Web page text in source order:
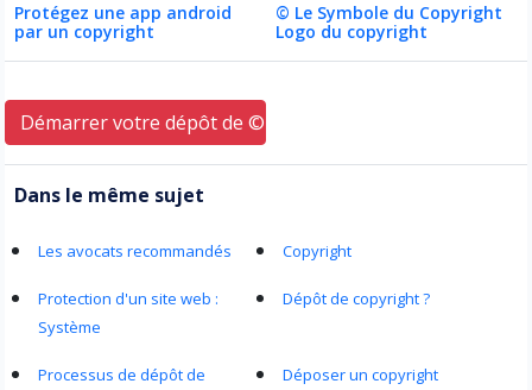
Protégez une app android
par un copyright
© Le Symbole du Copyright
Logo du copyright
Démarrer votre dépôt de © ici
Dans le même sujet
Les avocats recommandés Copyright
Protection d'un site web :
Système
Dépôt de copyright ?
Processus de dépôt de
Déposer un copyright